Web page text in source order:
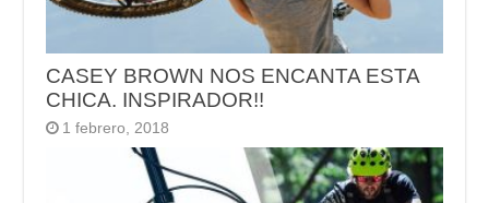
CASEY BROWN NOS ENCANTA ESTA
CHICA. INSPIRADOR!!
1 febrero, 2018